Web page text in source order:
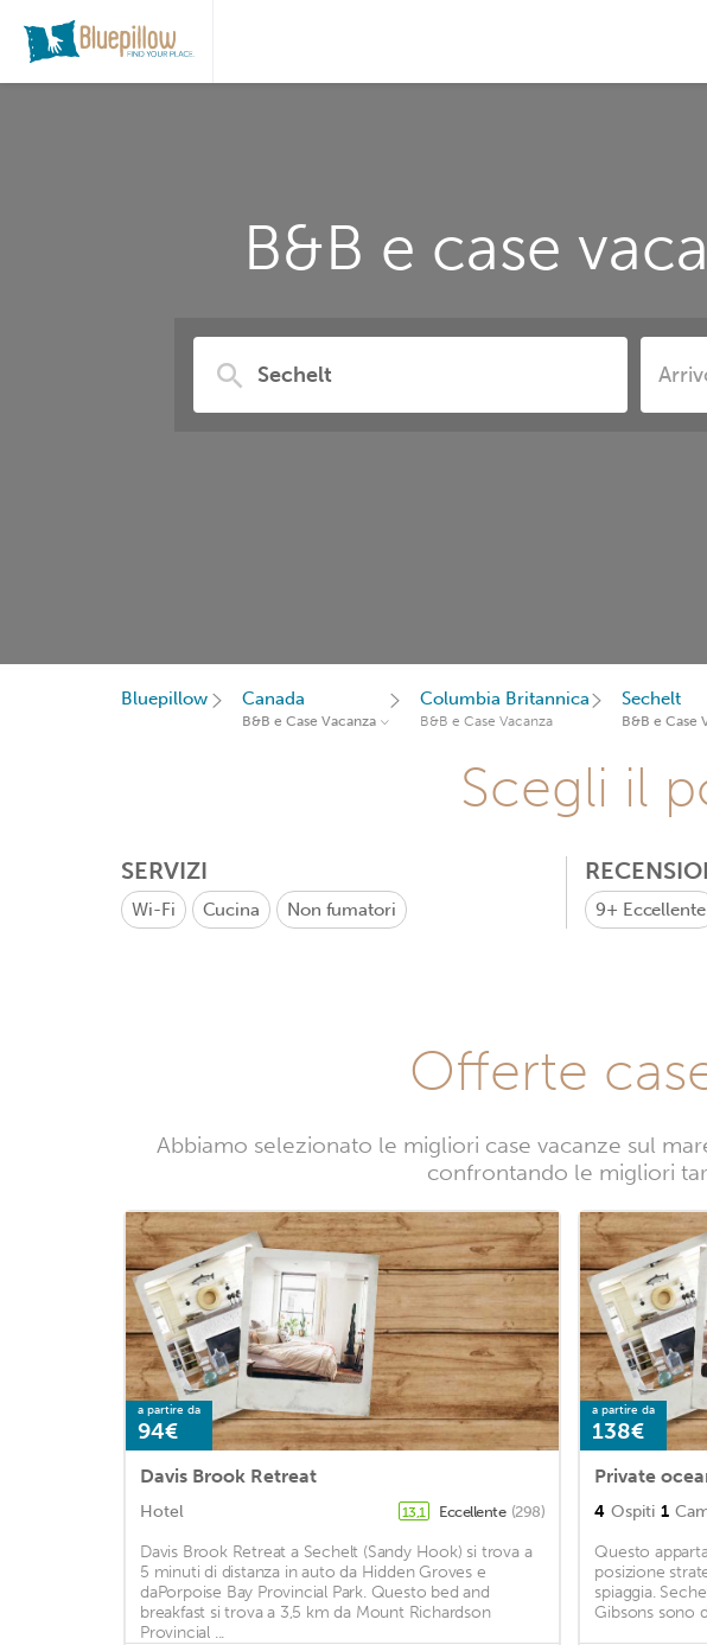
B&B e case
Bluepillow Canada
B&B e Case Vacanza
Columbia Britannica
B&B e Case Vacanza
Sechelt
B&B e Case
Scegli il
SERVIZI
Wi-Fi Cucina Non fumatori 9+ Eccellente
Offerte
Abbiamo selezionato le migliori case vacanze sul
confrontando le migliori
a partire da
94€
Davis Brook Retreat
Hotel 13,1 Eccellente (298)
Davis Brook Retreat a Sechelt (Sandy Hook) si trova a
5 minuti di distanza in auto da Hidden Groves e
daPorpoise Bay Provincial Park. Questo bed and
breakfast si trova a 3,5 km da Mount Richardson
Provincial ...
a partire da
138€
Private
4 Ospiti 1
Questo
posizione
spiaggia.
Gibsons sono